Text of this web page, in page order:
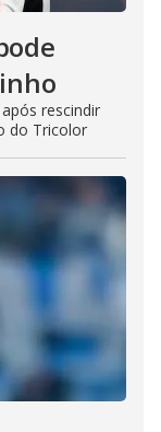
rescindir
do Tricolor